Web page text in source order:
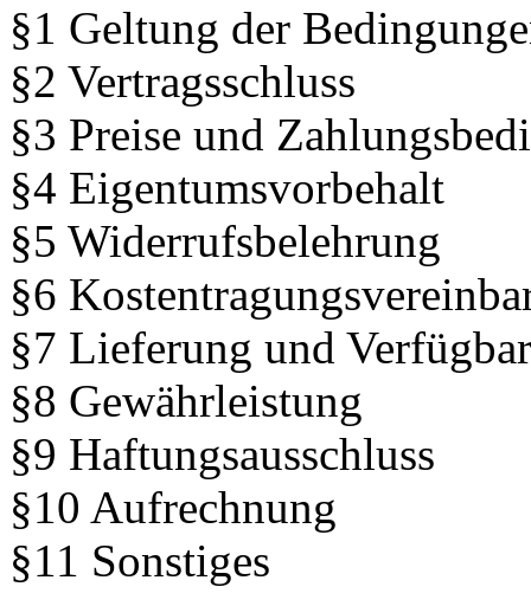
§1 Geltung der
§2 Vertragsschluss
§3 Preise und
§4 Eigentumsvorbehalt
§5 Widerrufsbelehrung
§6
§7 Lieferung und
§8 Gewährleistung
§9 Haftungsausschluss
§10 Aufrechnung
§11 Sonstiges